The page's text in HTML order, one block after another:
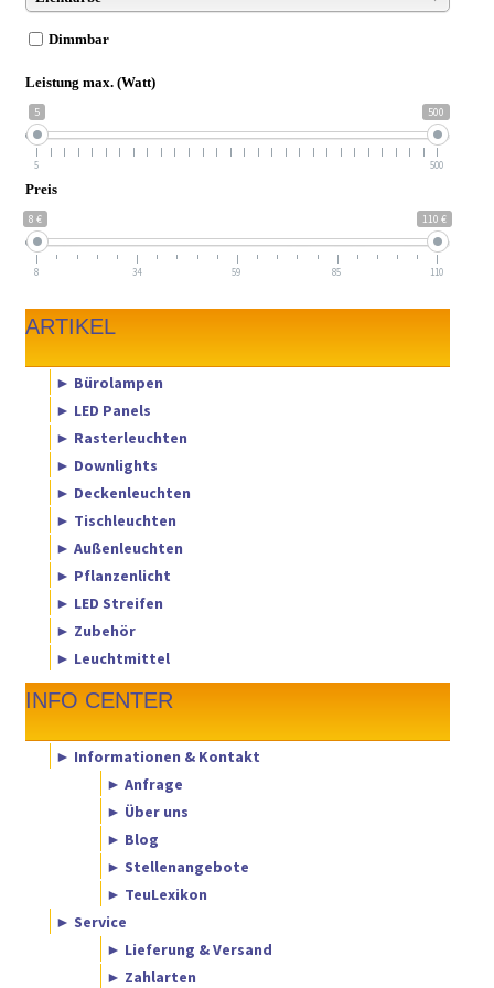
Dimmbar
Leistung max. (Watt)
5 500
5 500
Preis
8 € 110 €
8 34 59 85 110
ARTIKEL
► Bürolampen
► LED Panels
► Rasterleuchten
► Downlights
► Deckenleuchten
► Tischleuchten
► Außenleuchten
► Pflanzenlicht
► LED Streifen
► Zubehör
► Leuchtmittel
INFO CENTER
► Informationen & Kontakt
► Anfrage
► Über uns
► Blog
► Stellenangebote
► TeuLexikon
► Service
► Lieferung & Versand
► Zahlarten